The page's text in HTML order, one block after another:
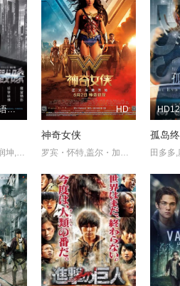
HD1280高清国语中字版
徐少强,梁晶晶,程润坤,王昊,王洪千
HD
神奇女侠
罗宾・怀特,盖尔・加朵,克里斯・派恩,康妮・尼尔森,丹尼・赫斯顿
孤岛